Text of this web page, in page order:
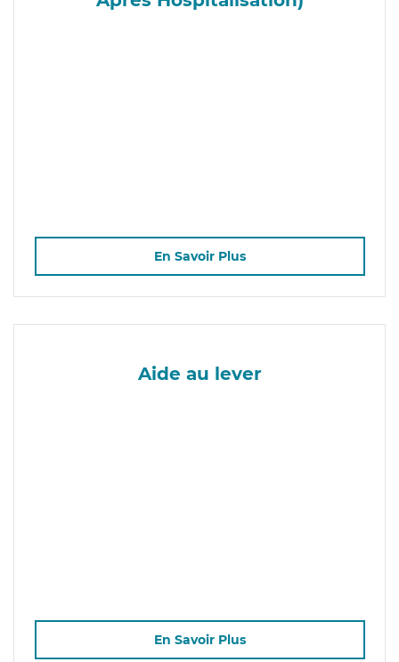
En Savoir Plus
Aide au lever
En Savoir Plus